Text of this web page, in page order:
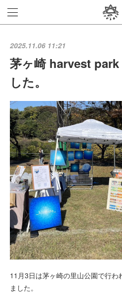
2025.11.06 11:21
茅ヶ崎 harvest park
した。
11月3日は茅ヶ崎の里山公園で行わ
ました。